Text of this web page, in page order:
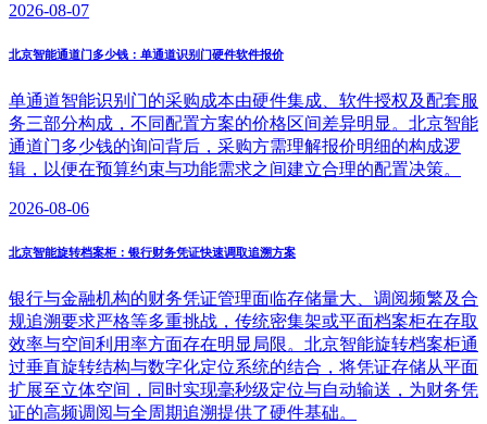
2026-08-07
北京智能通道门多少钱：单通道识别门硬件软件报价
单通道智能识别门的采购成本由硬件集成、软件授权及配套服
务三部分构成，不同配置方案的价格区间差异明显。北京智能
通道门多少钱的询问背后，采购方需理解报价明细的构成逻
辑，以便在预算约束与功能需求之间建立合理的配置决策。
2026-08-06
北京智能旋转档案柜：银行财务凭证快速调取追溯方案
银行与金融机构的财务凭证管理面临存储量大、调阅频繁及合
规追溯要求严格等多重挑战，传统密集架或平面档案柜在存取
效率与空间利用率方面存在明显局限。北京智能旋转档案柜通
过垂直旋转结构与数字化定位系统的结合，将凭证存储从平面
扩展至立体空间，同时实现毫秒级定位与自动输送，为财务凭
证的高频调阅与全周期追溯提供了硬件基础。